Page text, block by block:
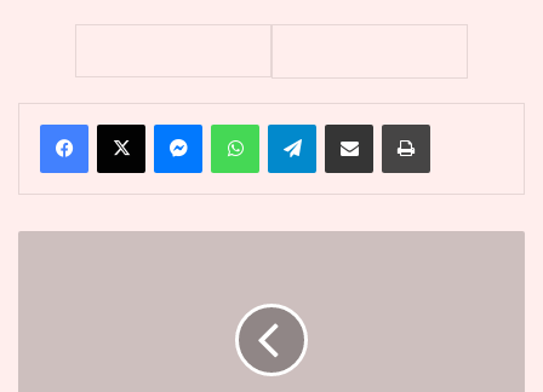
FacebookX MessengerWhatsAppTelegramPartager par email Imprimer